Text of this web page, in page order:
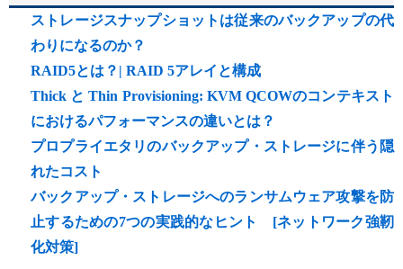
ストレージスナップショットは従来のバックアップの代
わりになるのか？
RAID5とは？| RAID 5アレイと構成
Thick と Thin Provisioning: KVM QCOWのコンテキスト
におけるパフォーマンスの違いとは？
プロプライエタリのバックアップ・ストレージに伴う隠
れたコスト
バックアップ・ストレージへのランサムウェア攻撃を防
止するための7つの実践的なヒント [ネットワーク強靭
化対策]